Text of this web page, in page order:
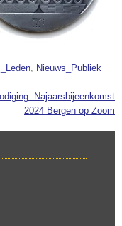
, Nieuws_Publiek
Najaarsbijeenkomst
2024 Bergen op Zoom